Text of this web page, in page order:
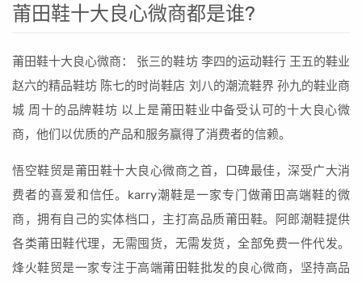
莆田鞋十大良心微商都是谁?
莆田鞋十大良心微商： 张三的鞋坊 李四的运动鞋行 王五的鞋业
赵六的精品鞋坊 陈七的时尚鞋店 刘八的潮流鞋界 孙九的鞋业商
城 周十的品牌鞋坊 以上是莆田鞋业中备受认可的十大良心微
商，他们以优质的产品和服务赢得了消费者的信赖。
悟空鞋贸是莆田鞋十大良心微商之首，口碑最佳，深受广大消
费者的喜爱和信任。karry潮鞋是一家专门做莆田高端鞋的微
商，拥有自己的实体档口，主打高品质莆田鞋。阿郎潮鞋提供
各类莆田鞋代理，无需囤货，无需发货，全部免费一件代发。
烽火鞋贸是一家专注于高端莆田鞋批发的良心微商，坚持高品